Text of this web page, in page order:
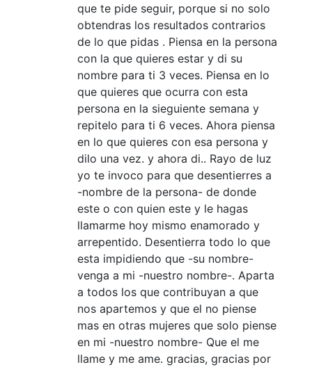
que te pide seguir, porque si no solo
obtendras los resultados contrarios
de lo que pidas . Piensa en la persona
con la que quieres estar y di su
nombre para ti 3 veces. Piensa en lo
que quieres que ocurra con esta
persona en la sieguiente semana y
repitelo para ti 6 veces. Ahora piensa
en lo que quieres con esa persona y
dilo una vez. y ahora di.. Rayo de luz
yo te invoco para que desentierres a
-nombre de la persona- de donde
este o con quien este y le hagas
llamarme hoy mismo enamorado y
arrepentido. Desentierra todo lo que
esta impidiendo que -su nombre-
venga a mi -nuestro nombre-. Aparta
a todos los que contribuyan a que
nos apartemos y que el no piense
mas en otras mujeres que solo piense
en mi -nuestro nombre- Que el me
llame y me ame. gracias, gracias por